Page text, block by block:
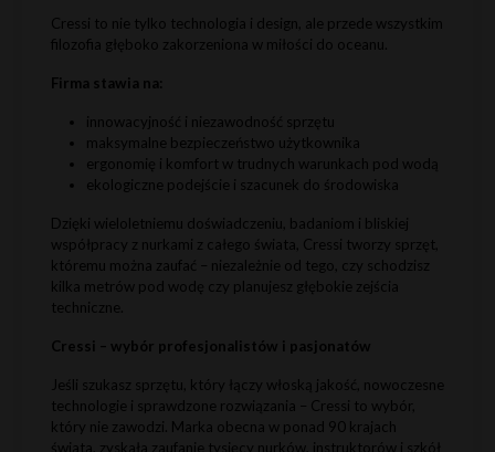
Cressi to nie tylko technologia i design, ale przede wszystkim
filozofia głęboko zakorzeniona w miłości do oceanu.
Firma stawia na:
innowacyjność i niezawodność sprzętu
maksymalne bezpieczeństwo użytkownika
ergonomię i komfort w trudnych warunkach pod wodą
ekologiczne podejście i szacunek do środowiska
Dzięki wieloletniemu doświadczeniu, badaniom i bliskiej
współpracy z nurkami z całego świata, Cressi tworzy sprzęt,
któremu można zaufać – niezależnie od tego, czy schodzisz
kilka metrów pod wodę czy planujesz głębokie zejścia
techniczne.
Cressi – wybór profesjonalistów i pasjonatów
Jeśli szukasz sprzętu, który łączy włoską jakość, nowoczesne
technologie i sprawdzone rozwiązania – Cressi to wybór,
który nie zawodzi. Marka obecna w ponad 90 krajach
świata, zyskała zaufanie tysięcy nurków, instruktorów i szkół